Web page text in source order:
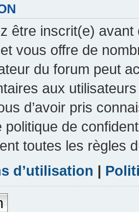
être inscrit(e) avant
vous offre de
du forum peut
aux
d’avoir pris
politique de
toutes les règles
d’utilisation |